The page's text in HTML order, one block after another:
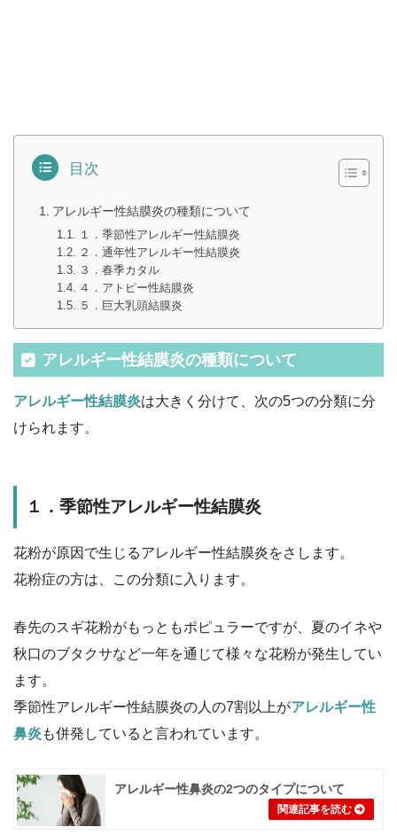
目次
アレルギー性結膜炎の種類について
１．季節性アレルギー性結膜炎
２．通年性アレルギー性結膜炎
３．春季カタル
４．アトピー性結膜炎
５．巨大乳頭結膜炎
アレルギー性結膜炎の種類について
アレルギー性結膜炎は大きく分けて、次の5つの分類に分
けられます。
１．季節性アレルギー性結膜炎
花粉が原因で生じるアレルギー性結膜炎をさします。
花粉症の方は、この分類に入ります。
春先のスギ花粉がもっともポピュラーですが、夏のイネや
秋口のブタクサなど一年を通じて様々な花粉が発生してい
ます。
季節性アレルギー性結膜炎の人の7割以上がアレルギー性
鼻炎も併発していると言われています。
アレルギー性鼻炎の2つのタイプについて